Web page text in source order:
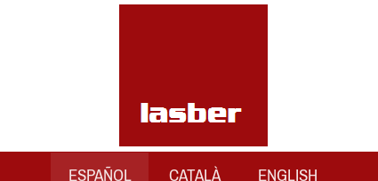
ESPAÑOL CATALÀ ENGLISH